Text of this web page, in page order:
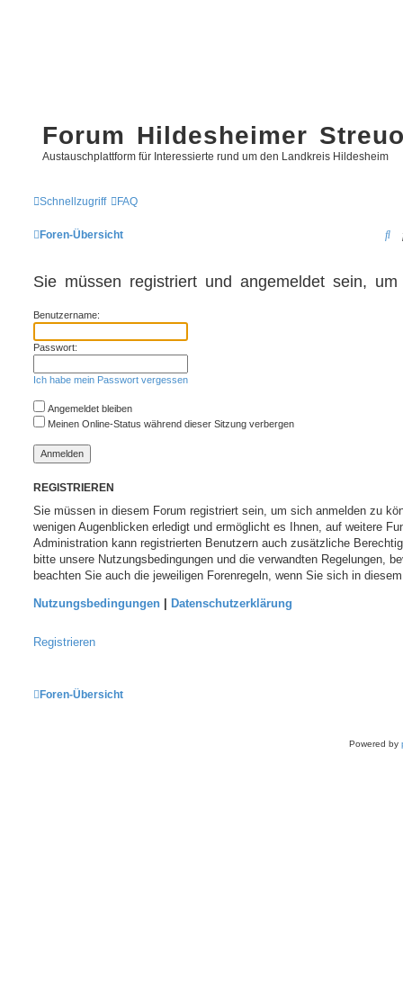
Forum Hildesheimer
Austauschplattform für Interessierte rund um den Landkreis Hildesheim
Schnellzugriff FAQ
Foren-Übersicht
S
c
Sie müssen registriert und angemeldet sein, um
Benutzername:
Passwort:
Ich habe mein Passwort vergessen
Angemeldet bleiben
Meinen Online-Status während dieser Sitzung verbergen
REGISTRIEREN
Sie müssen in diesem Forum registriert sein, um sich anmelden zu
wenigen Augenblicken erledigt und ermöglicht es Ihnen, auf weitere
Administration kann registrierten Benutzern auch zusätzliche
bitte unsere Nutzungsbedingungen und die verwandten Regelungen,
beachten Sie auch die jeweiligen Forenregeln, wenn Sie sich in
Nutzungsbedingungen Datenschutzerklärung
Registrieren
Foren-Übersicht
Powered by